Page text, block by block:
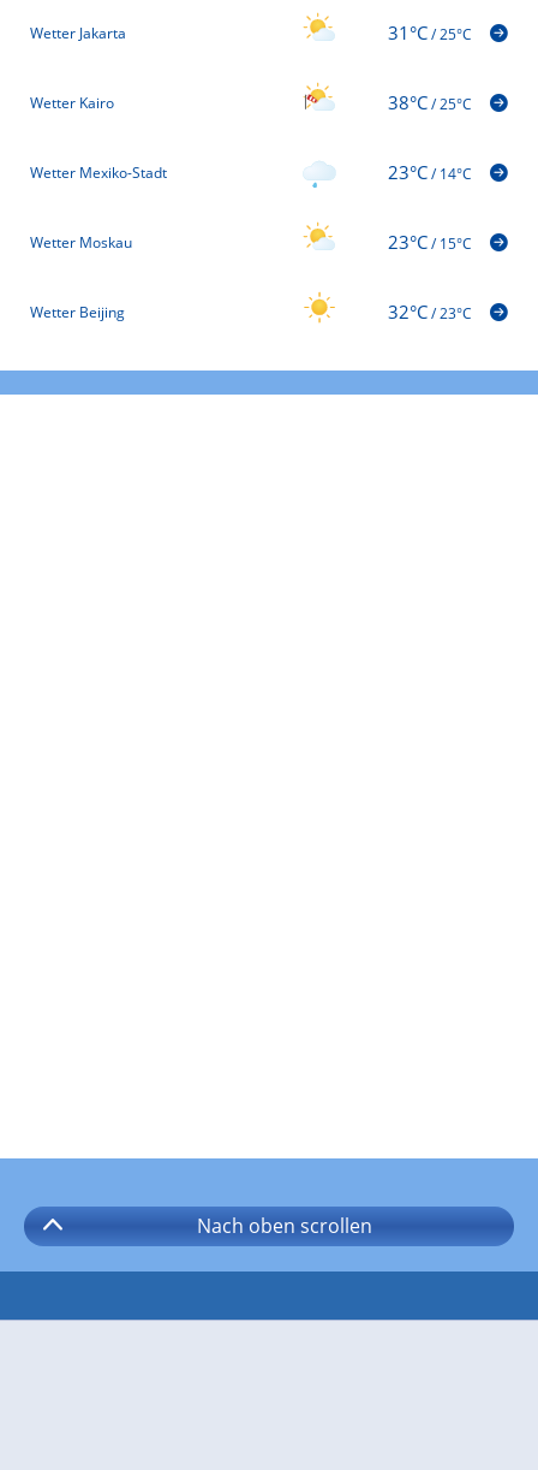
Wetter Jakarta 31°C/25°C
Wetter Kairo 38°C/25°C
Wetter Mexiko-Stadt 23°C/14°C
Wetter Moskau 23°C/15°C
Wetter Beijing 32°C/23°C
Nach oben scrollen